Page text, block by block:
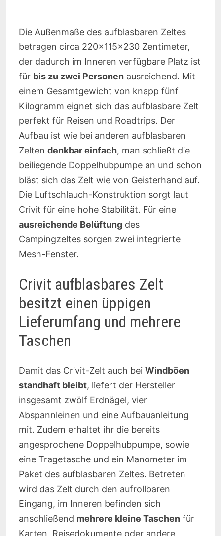
Die Außenmaße des aufblasbaren Zeltes
betragen circa 220x115x230 Zentimeter,
der dadurch im Inneren verfügbare Platz ist
für bis zu zwei Personen ausreichend. Mit
einem Gesamtgewicht von knapp fünf
Kilogramm eignet sich das aufblasbare Zelt
perfekt für Reisen und Roadtrips. Der
Aufbau ist wie bei anderen aufblasbaren
Zelten denkbar einfach, man schließt die
beiliegende Doppelhubpumpe an und schon
bläst sich das Zelt wie von Geisterhand auf.
Die Luftschlauch-Konstruktion sorgt laut
Crivit für eine hohe Stabilität. Für eine
ausreichende Belüftungdes
Campingzeltes sorgen zwei integrierte
Mesh-Fenster.
Crivit aufblasbares Zelt
besitzt einen üppigen
Lieferumfang und mehrere
Taschen
Damit das Crivit-Zelt auch bei Windböen
standhaft bleibt, liefert der Hersteller
insgesamt zwölf Erdnägel, vier
Abspannleinen und eine Aufbauanleitung
mit. Zudem erhaltet ihr die bereits
angesprochene Doppelhubpumpe, sowie
eine Tragetasche und ein Manometer im
Paket des aufblasbaren Zeltes. Betreten
wird das Zelt durch den aufrollbaren
Eingang, im Inneren befinden sich
anschließend mehrere kleine Taschen für
Karten, Reisedokumente oder andere